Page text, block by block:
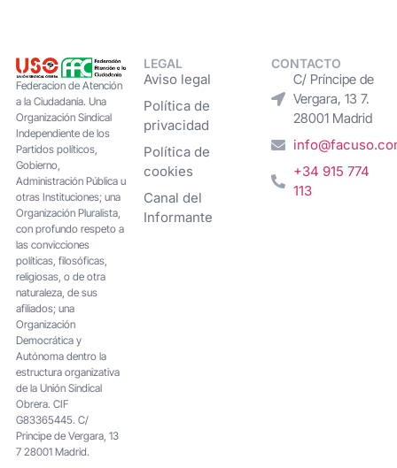
Federacion de Atención
a la Ciudadanía. Una
Organización Sindical
Independiente de los
Partidos políticos,
Gobierno,
Administración Pública u
otras Instituciones; una
Organización Pluralista,
con profundo respeto a
las convicciones
políticas, filosóficas,
religiosas, o de otra
naturaleza, de sus
afiliados; una
Organización
Democrática y
Autónoma dentro la
estructura organizativa
de la Unión Sindical
Obrera. CIF
G83365445. C/
Principe de Vergara, 13
7 28001 Madrid.
LEGAL
Aviso legal
Política de
privacidad
Política de
cookies
Canal del
Informante
CONTACTO
C/ Príncipe de
Vergara, 13 7.
28001 Madrid
+34 915 774
113